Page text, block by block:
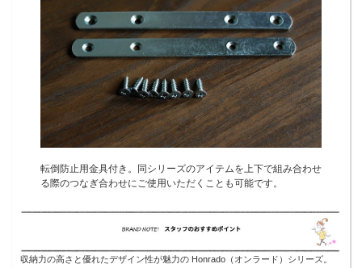
転倒防止用金具付き。同シリーズのアイテムを上下で組み合わせ
る際のつなぎ合わせにご使用いただくことも可能です。
収納力の高さと優れたデザイン性が魅力の Honrado（オンラード）シリーズ。